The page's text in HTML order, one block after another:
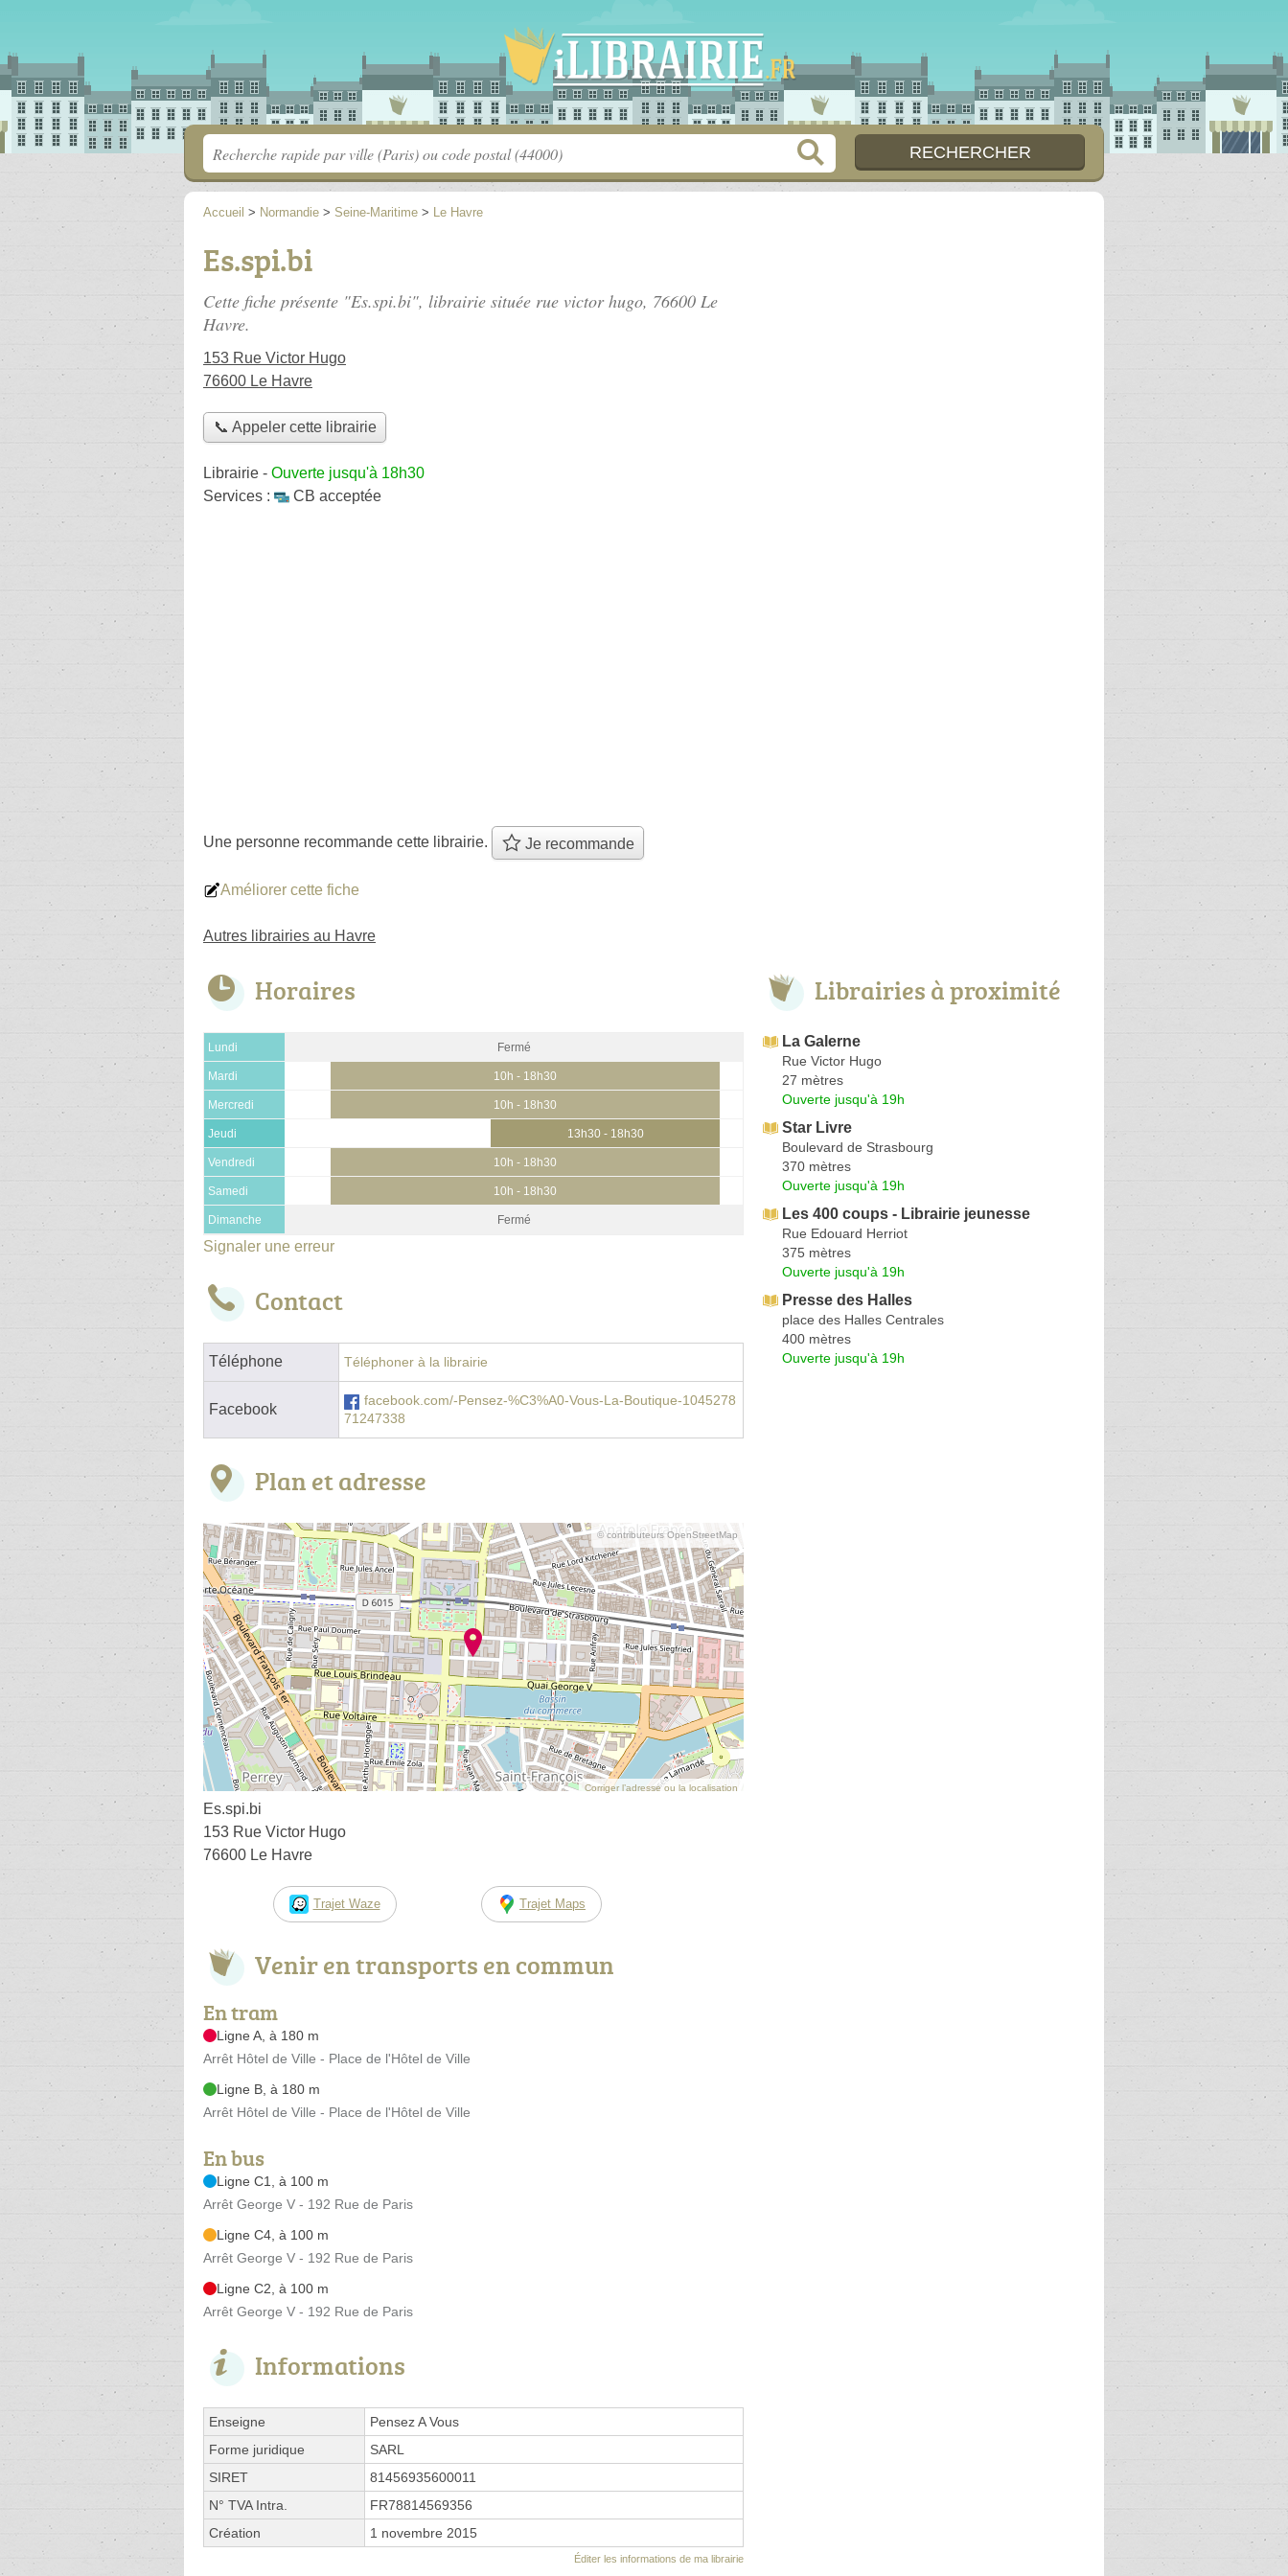
Accueil > Normandie > Seine-Maritime > Le Havre
Es.spi.bi
Cette fiche présente "Es.spi.bi", librairie située rue victor hugo, 76600 Le
Havre.
153 Rue Victor Hugo
76600 Le Havre
📞 Appeler cette librairie
Librairie - Ouverte jusqu'à 18h30
Services :
CB acceptée
Une personne recommande cette librairie. Je recommande
Améliorer cette fiche
Autres librairies au Havre
Horaires
Lundi Fermé
Mardi 10h - 18h30
Mercredi 10h - 18h30
Jeudi 13h30 - 18h30
Vendredi 10h - 18h30
Samedi 10h - 18h30
Dimanche Fermé
Signaler une erreur
Contact
Téléphone Téléphoner à la librairie
Facebook
facebook.com/-Pensez-%C3%A0-Vous-La-Boutique-1045278
71247338
Plan et adresse
© contributeurs OpenStreetMap
Corriger l’adresse ou la localisation
Es.spi.bi
153 Rue Victor Hugo
76600 Le Havre
Trajet Waze Trajet Maps
Venir en transports en commun
En tram
Ligne A, à 180 m
Arrêt Hôtel de Ville - Place de l'Hôtel de Ville
Ligne B, à 180 m
Arrêt Hôtel de Ville - Place de l'Hôtel de Ville
En bus
Ligne C1, à 100 m
Arrêt George V - 192 Rue de Paris
Ligne C4, à 100 m
Arrêt George V - 192 Rue de Paris
Ligne C2, à 100 m
Arrêt George V - 192 Rue de Paris
Informations
Enseigne
Pensez A Vous
Forme juridique
SARL
SIRET
81456935600011
N° TVA Intra.
FR78814569356
Création
1 novembre 2015
Éditer les informations de ma librairie
Librairies à proximité
La Galerne
Rue Victor Hugo
27 mètres
Ouverte jusqu'à 19h
Star Livre
Boulevard de Strasbourg
370 mètres
Ouverte jusqu'à 19h
Les 400 coups - Librairie jeunesse
Rue Edouard Herriot
375 mètres
Ouverte jusqu'à 19h
Presse des Halles
place des Halles Centrales
400 mètres
Ouverte jusqu'à 19h